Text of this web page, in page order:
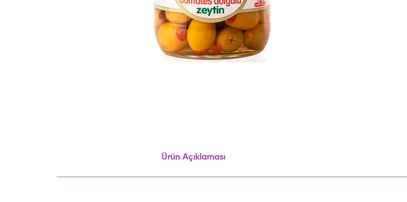
Ürün Açıklaması